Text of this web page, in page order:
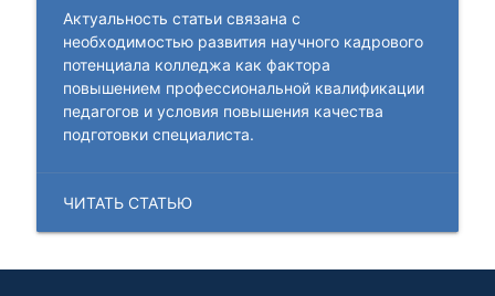
Актуальность статьи связана с
необходимостью развития научного кадрового
потенциала колледжа как фактора
повышением профессиональной квалификации
педагогов и условия повышения качества
подготовки специалиста.
ЧИТАТЬ СТАТЬЮ